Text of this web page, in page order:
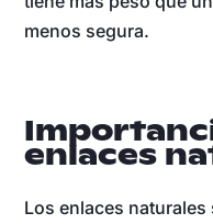
menos segura.
enlaces
Los enlaces